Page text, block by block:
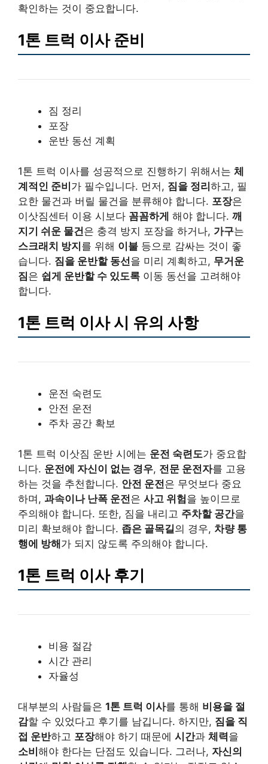
확인하는 것이 중요합니다.
1톤 트럭 이사 준비
짐 정리
포장
운반 동선 계획
1톤 트럭 이사를 성공적으로 진행하기 위해서는 체
계적인 준비가 필수입니다. 먼저, 짐을 정리하고, 필
요한 물건과 버릴 물건을 분류해야 합니다. 포장은
이삿짐센터 이용 시보다 꼼꼼하게 해야 합니다. 깨
지기 쉬운 물건은 충격 방지 포장을 하거나, 가구는
스크래치 방지를 위해 이불 등으로 감싸는 것이 좋
습니다. 짐을 운반할 동선을 미리 계획하고, 무거운
짐은 쉽게 운반할 수 있도록 이동 동선을 고려해야
합니다.
1톤 트럭 이사 시 유의 사항
운전 숙련도
안전 운전
주차 공간 확보
1톤 트럭 이삿짐 운반 시에는 운전 숙련도가 중요합
니다. 운전에 자신이 없는 경우, 전문 운전자를 고용
하는 것을 추천합니다. 안전 운전은 무엇보다 중요
하며, 과속이나 난폭 운전은 사고 위험을 높이므로
주의해야 합니다. 또한, 짐을 내리고 주차할 공간을
미리 확보해야 합니다. 좁은 골목길의 경우, 차량 통
행에 방해가 되지 않도록 주의해야 합니다.
1톤 트럭 이사 후기
비용 절감
시간 관리
자율성
대부분의 사람들은 1톤 트럭 이사를 통해 비용을 절
감할 수 있었다고 후기를 남깁니다. 하지만, 짐을 직
접 운반하고 포장해야 하기 때문에 시간과 체력을
소비해야 한다는 단점도 있습니다. 그러나, 자신의